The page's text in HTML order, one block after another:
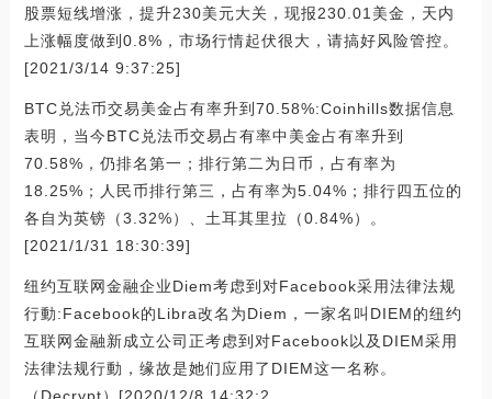
股票短线增涨，提升230美元大关，现报230.01美金，天内
上涨幅度做到0.8%，市场行情起伏很大，请搞好风险管控。
[2021/3/14 9:37:25]
BTC兑法币交易美金占有率升到70.58%:Coinhills数据信息
表明，当今BTC兑法币交易占有率中美金占有率升到
70.58%，仍排名第一；排行第二为日币，占有率为
18.25%；人民币排行第三，占有率为5.04%；排行四五位的
各自为英镑（3.32%）、土耳其里拉（0.84%）。
[2021/1/31 18:30:39]
纽约互联网金融企业Diem考虑到对Facebook采用法律法规
行動:Facebook的Libra改名为Diem，一家名叫DIEM的纽约
互联网金融新成立公司正考虑到对Facebook以及DIEM采用
法律法规行動，缘故是她们应用了DIEM这一名称。
（Decrypt）[2020/12/8 14:32:2